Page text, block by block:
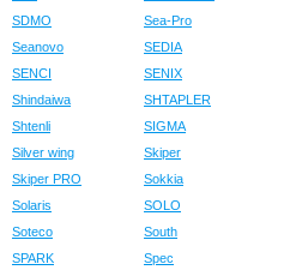
SDMO
Sea-Pro
Seanovo
SEDIA
SENCI
SENIX
Shindaiwa
SHTAPLER
Shtenli
SIGMA
Silver wing
Skiper
Skiper PRO
Sokkia
Solaris
SOLO
Soteco
South
SPARK
Spec